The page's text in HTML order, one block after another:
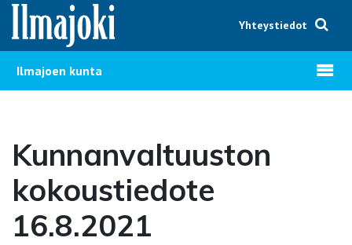
Hyppää sisältöön
Yhteystiedot
Ilmajoen kunta Avaa
Kunnanvaltuuston
kokoustiedote
16.8.2021